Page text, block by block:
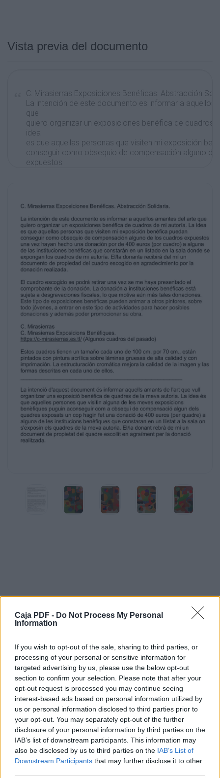
Caja PDF - Do Not Process My Personal
Information
If you wish to opt-out of the sale, sharing to third parties, or
processing of your personal or sensitive information for
targeted advertising by us, please use the below opt-out
section to confirm your selection. Please note that after your
opt-out request is processed you may continue seeing
interest-based ads based on personal information utilized by
us or personal information disclosed to third parties prior to
your opt-out. You may separately opt-out of the further
disclosure of your personal information by third parties on the
IAB’s list of downstream participants. This information may
also be disclosed by us to third parties on the IAB’s List of
Downstream Participants that may further disclose it to other
Vista previa del documento
C. Mirasierras Exposiciones Benéficas. Abstracción
La intención de este documento es informar a aquellos
que
quiero organizar un exposiciones benéfica de cuadros
idea
es que aquellas personas que visiten mi exposición
conseguir como obsequio de compensación alguno de
expuestos
donde se
expongan los cuadros de mi autoría. El/la donante
documento de propiedad del cuadro escogido en
donación realizada.
El cuadro escogido se podrá retirar una vez se me
comprobante de la donación. La donación a
sujeta a desgravaciones fiscales, lo que motiva aún
donaciones.
Este tipo de exposiciones benéficas pueden animar a
sobre
todo jóvenes, a entrar en este tipo de actividades para
donaciones y además poder promocionar su obra.
C. Mirasierras
C. Mirasierras Exposicions Benèfiques.
https://c-mirasierras.es.tl/ (Algunos cuadros del pasado)
Estos cuadros tienen un tamaño cada uno de 100 cm.
pintados con pintura acrílica sobre láminas gruesas de
imprimación. La estructuración cromática mejora la
y las
formas descritas en cada uno de ellos.
_____________________________________________________
La intenció d'aquest document és informar aquells
vull
organitzar una exposició benèfica de quadres de la
idea és
alguna de les institucions benèfiques que constaran en
poder promocionar la seva obra.
El quadre escollit es podrà retirar un cop se m'hagi
comprovant
de la donació. La donació a institucions benèfiques
donacions.
Aquest tipus d'exposicions benèfiques poden animar
sobretot
joves, a entrar en aquest tipus d'activitats.
C. Mirasierras
C. Mirasierras Charity Exhibitions.
https://c-mirasierras.es.tl/ (Alguns quadres del passat)
Aquests quadres tenen una mida cadascun de 100 cm.
pintats amb pintura acrílica sobre làmines gruixudes
imprimació. L'estructuració cromàtica millora la qualitat
formes descrites a cadascun.
______________________________________________________
The purpose of this web document is to inform art
organize a charity exhibition of paintings painted by me.
Descargar el documento (PDF)
C. Mirasierras Exposiciones Benéficas.pdf (PDF, 9.9 MB)